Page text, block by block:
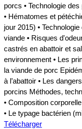
porcs • Technologie
• Hématomes et
jour 2015) •
viande • Risques
castrés en abattoir et
environnement • Les
la viande de porc
à l’abattoir • Les
porcins Méthodes,
• Composition
• Le typage bactérien
Télécharger